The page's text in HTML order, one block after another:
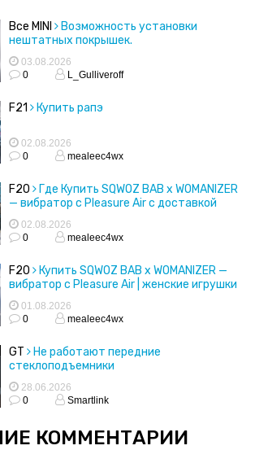
Все MINI
Возможность установки
нештатных покрышек.
03.08.2026
0
L_Gulliveroff
F21 Купить рапэ
02.08.2026
0
mealeec4wx
F20
Где Купить SQWOZ BAB x WOMANIZER
— вибратор с Pleasure Air с доставкой
02.08.2026
0
mealeec4wx
F20
Купить SQWOZ BAB x WOMANIZER —
вибратор с Pleasure Air | женские игрушки
01.08.2026
0
mealeec4wx
GT
Не работают передние
стеклоподъемники
28.06.2026
0
Smartlink
КОММЕНТАРИИ